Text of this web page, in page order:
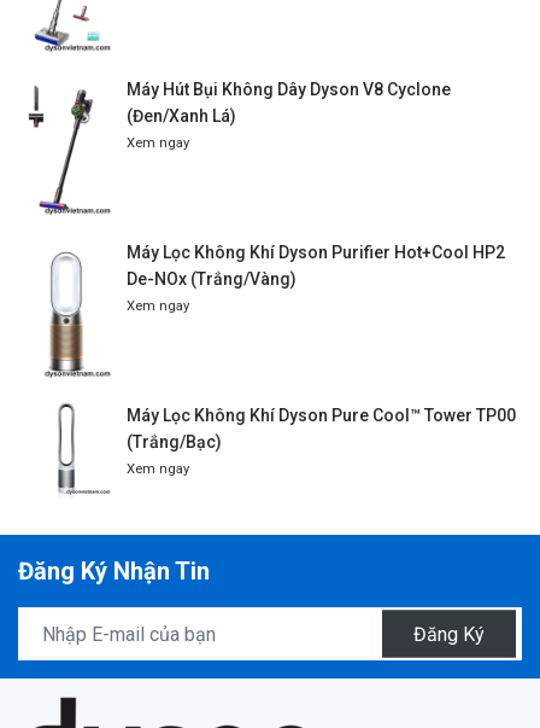
Máy Hút Bụi Không Dây Dyson V8 Cyclone
(Đen/Xanh Lá)
Xem ngay
Máy Lọc Không Khí Dyson Purifier Hot+Cool HP2
De-NOx (Trắng/Vàng)
Xem ngay
Máy Lọc Không Khí Dyson Pure Cool™ Tower TP00
(Trắng/Bạc)
Xem ngay
Đăng Ký Nhận Tin
Đăng Ký